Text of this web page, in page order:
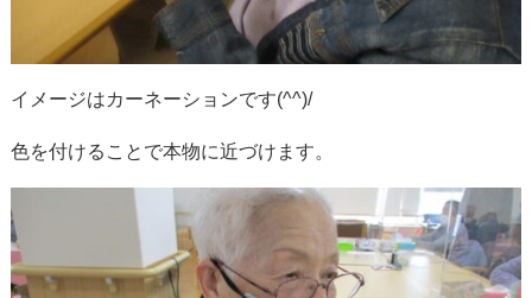
イメージはカーネーションです(^^)/
色を付けることで本物に近づけます。